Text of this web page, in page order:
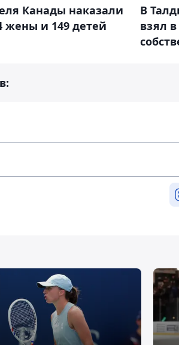
Канады наказали
жены и 149 детей
В
взял